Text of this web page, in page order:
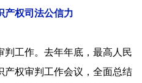
产权司法公信力
工作。去年年底，最高人民
产权审判工作会议，全面总结